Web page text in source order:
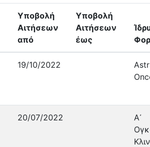
Υποβολή
Αιτήσεων
από
Υποβολή
Αιτήσεων
έως
19/10/2022
20/07/2022
Α᾽